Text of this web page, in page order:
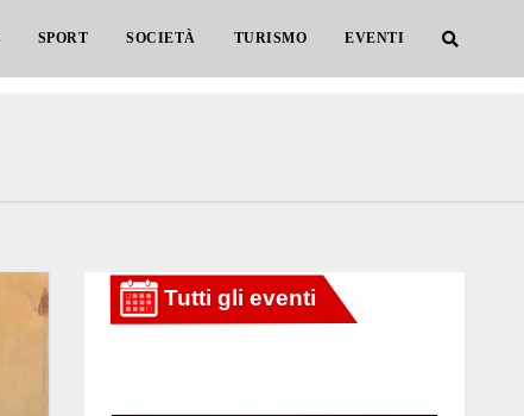
SPORT SOCIETÀ TURISMO EVENTI